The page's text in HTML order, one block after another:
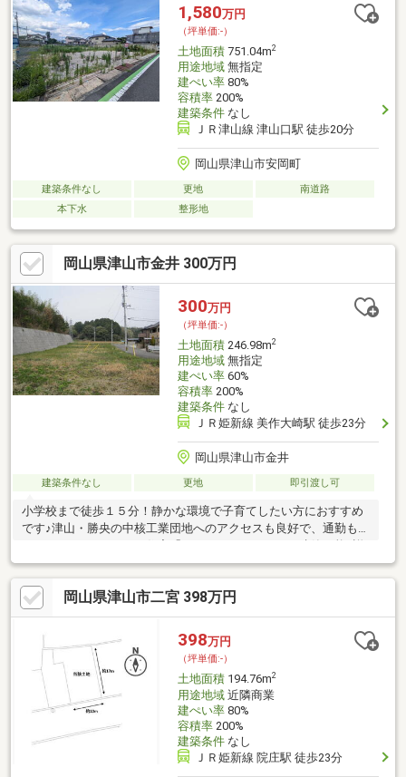
1,580万円
（坪単価:-）
土地面積751.04m2
用途地域無指定
建ぺい率80%
容積率200%
建築条件なし
ＪＲ津山線 津山口駅 徒歩20分
岡山県津山市安岡町
建築条件なし 更地
南道路
本下水
整形地
岡山県津山市金井 300万円
300万円
（坪単価:-）
土地面積246.98m2
用途地域無指定
建ぺい率60%
容積率200%
建築条件なし
ＪＲ姫新線 美作大崎駅 徒歩23分
岡山県津山市金井
建築条件なし 更地 即引渡し可
小学校まで徒歩１５分！静かな環境で子育てしたい方におすすめ
です♪津山・勝央の中核工業団地へのアクセスも良好で、通勤も楽
しくは『住宅産業センター』で検索（＾＾♪ 合併処理浄化槽設置
可水道負担金３３００００円が別途必要。
岡山県津山市二宮 398万円
398万円
（坪単価:-）
土地面積194.76m2
用途地域近隣商業
建ぺい率80%
容積率200%
建築条件なし
ＪＲ姫新線 院庄駅 徒歩23分